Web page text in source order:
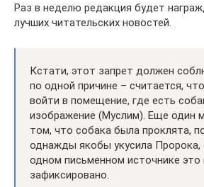
Раз в неделю редакция будет
лучших читательских новостей.
Кстати, этот запрет должен
по одной причине – считается,
войти в помещение, где есть
изображение (Муслим). Еще один
том, что собака была проклята,
однажды якобы укусила Пророка,
одном письменном источнике это
зафиксировано.